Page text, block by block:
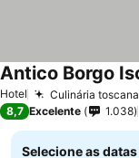
Hotel Culinária
Antico Borgo
8,7 Excelente 1.038
Selecione as